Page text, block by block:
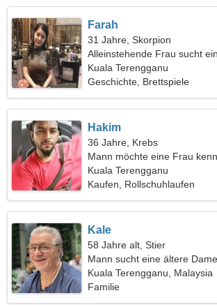
Farah
31 Jahre, Skorpion
Alleinstehende Frau sucht
Kuala Terengganu
Geschichte, Brettspiele
Hakim
36 Jahre, Krebs
Mann möchte eine Frau
Kuala Terengganu
Kaufen, Rollschuhlaufen
Kale
58 Jahre alt, Stier
Mann sucht eine ältere
Kuala Terengganu, Malaysia
Familie